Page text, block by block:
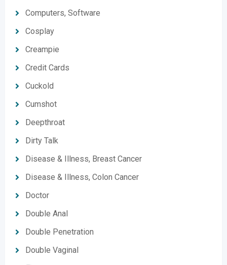
Computers, Software
Cosplay
Creampie
Credit Cards
Cuckold
Cumshot
Deepthroat
Dirty Talk
Disease & Illness, Breast Cancer
Disease & Illness, Colon Cancer
Doctor
Double Anal
Double Penetration
Double Vaginal